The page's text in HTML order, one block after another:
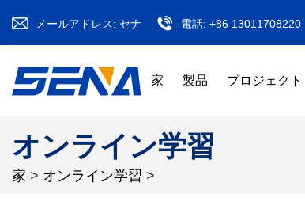
メールアドレス: セナ 電話: +86 13011708220
家 製品 プロジェクト
オンライン学習
家 > オンライン学習 >